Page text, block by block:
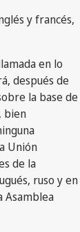
y francés,
en lo
después de
la base de
bien
Unión
de la
ruso y en
Asamblea